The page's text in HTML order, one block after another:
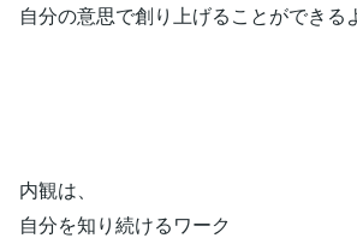
自分の意思で創り上げることができる
内観は、
自分を知り続けるワーク